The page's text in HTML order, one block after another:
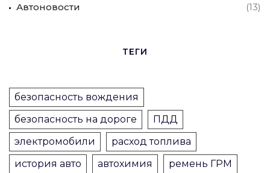
Автоновости (13)
ТЕГИ
безопасность вождения
безопасность на дороге
ПДД
электромобили
расход топлива
история авто
автохимия
ремень ГРМ